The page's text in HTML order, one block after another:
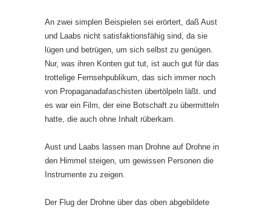
An zwei simplen Beispielen sei erörtert, daß Aust
und Laabs nicht satisfaktionsfähig sind, da sie
lügen und betrügen, um sich selbst zu genügen.
Nur, was ihren Konten gut tut, ist auch gut für das
trottelige Fernsehpublikum, das sich immer noch
von Propaganadafaschisten übertölpeln läßt. und
es war ein Film, der eine Botschaft zu übermitteln
hatte, die auch ohne Inhalt rüberkam.
Aust und Laabs lassen man Drohne auf Drohne in
den Himmel steigen, um gewissen Personen die
Instrumente zu zeigen.
Der Flug der Drohne über das oben abgebildete